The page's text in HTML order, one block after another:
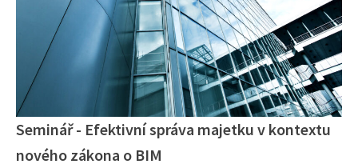
Seminář - Efektivní správa majetku v kontextu
nového zákona o BIM